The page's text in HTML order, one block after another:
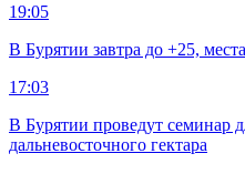
19:05
В Бурятии завтра до +25,
17:03
В Бурятии проведут семинар
дальневосточного гектара